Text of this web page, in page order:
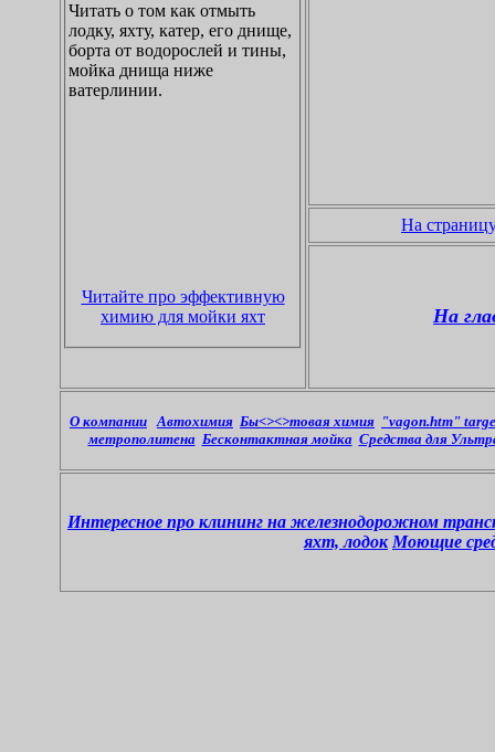
Читать о том как отмыть
лодку, яхту, катер, его днище,
борта от водорослей и тины,
мойка днища ниже
ватерлинии.
Читайте про эффективную
химию для мойки яхт
На
На
О компании Автохимия Бы<><>товая химия "vagon.htm"
метрополитена Бесконтактная мойка Средства для
Интересное про клининг на железнодорожном
яхт, лодок Моющие